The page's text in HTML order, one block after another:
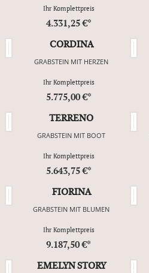
Ihr Komplettpreis
4.331,25 €*
CORDINA
GRABSTEIN MIT HERZEN
Ihr Komplettpreis
5.775,00 €*
TERRENO
GRABSTEIN MIT BOOT
Ihr Komplettpreis
5.643,75 €*
FIORINA
GRABSTEIN MIT BLUMEN
Ihr Komplettpreis
9.187,50 €*
EMELYN STORY